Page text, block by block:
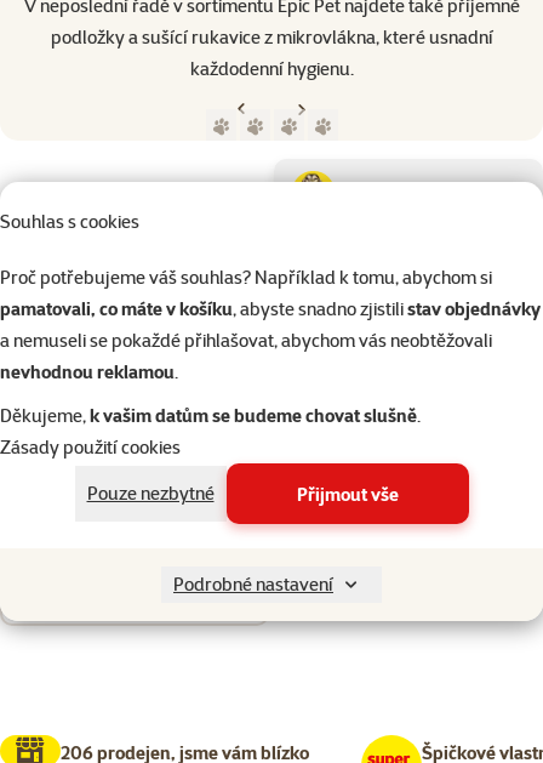
Souhlas s cookies
Proč potřebujeme váš souhlas? Například k tomu, abychom si
pamatovali, co máte v košíku, abyste snadno zjistilistav objednávky
a nemuseli se pokaždé přihlašovat, abychom vás neobtěžovali
nevhodnou reklamou.
Děkujeme,k vašim datům se budeme chovat slušně.
Zásady použití cookies
Pouze nezbytné
Přijmout vše
Podrobné nastavení
V neposlední řadě v sortimentu Epic Pet najdete také příjemné
podložky a sušící rukavice z mikrovlákna, které usnadní
každodenní hygienu.
Předchozí stranaNásledující strana
Podkategorie
Kočky
Drobní savci
Ptáci
Filtrovat
Drobní savci > Hračky pro
206 prodejen, jsme vám blízko Špičkové